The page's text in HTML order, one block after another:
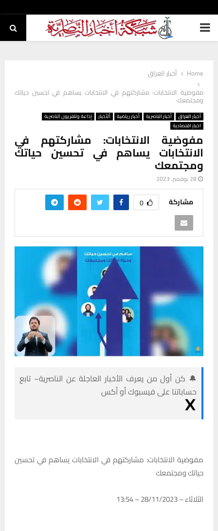
PRIMARY
Home
أخبار العراق
مفوضية الانتخابات: مشاركتهم في الانتخابات يساهم في تحسين حياتك
ومجتمعك
أخبار العراق أخبار الناصرية أخبار رياضية ألأخبار
إذاعة وتلفزيون الناصرية
اخبار اقتصادية
مفوضية الانتخابات: مشاركتهم في
الانتخابات يساهم في تحسين حياتك
ومجتمعك
28 نوفمبر، 2023
مشاركة 0
🔔 كن أول من يعرف الأخبار العاجلة عن الناصرية– تابع
حساباتنا على فيسبوك أو أكس
مفوضية الانتخابات: مشاركتهم في الانتخابات يساهم في تحسين
حياتك ومجتمعك
الثلاثاء – 28/11/2023 – 13:54